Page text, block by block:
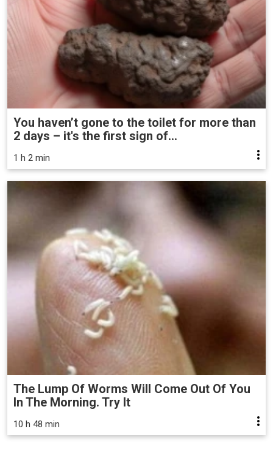
You haven’t gone to the toilet for more than
2 days – it's the first sign of...
1 h 2 min
The Lump Of Worms Will Come Out Of You
In The Morning. Try It
10 h 48 min